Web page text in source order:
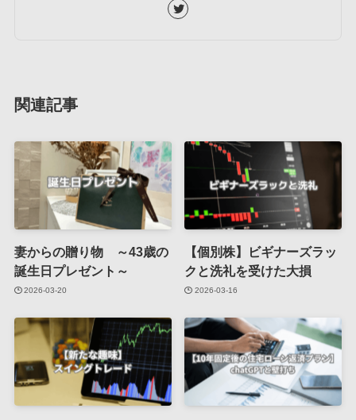
関連記事
妻からの贈り物 ～43歳の
誕生日プレゼント～
2026-03-20
【個別株】ビギナーズラッ
クと洗礼を受けた大損
2026-03-16